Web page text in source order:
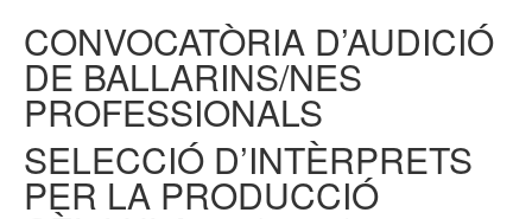
CONVOCATÒRIA D’AUDICIÓ
DE BALLARINS/NES
PROFESSIONALS
SELECCIÓ D’INTÈRPRETS
PER LA PRODUCCIÓ